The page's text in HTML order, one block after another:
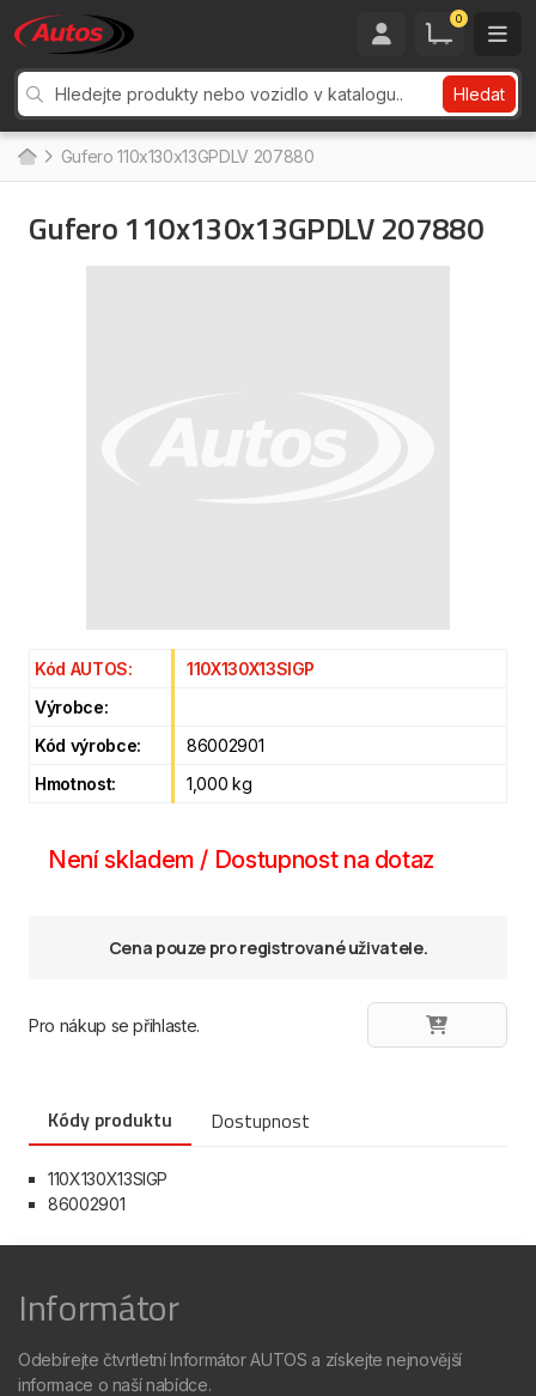
0
Hledat
Gufero 110x130x13GPDLV 207880
Gufero 110x130x13GPDLV 207880
Kód AUTOS:
110X130X13SIGP
Výrobce:
Kód výrobce:
86002901
Hmotnost:
1,000 kg
Není skladem / Dostupnost na dotaz
Cena pouze pro registrované uživatele.
Pro nákup se přihlaste.
Kódy produktu Dostupnost
110X130X13SIGP
86002901
Informátor
Odebírejte čtvrtletní Informátor AUTOS a získejte nejnovější
informace o naší nabídce.